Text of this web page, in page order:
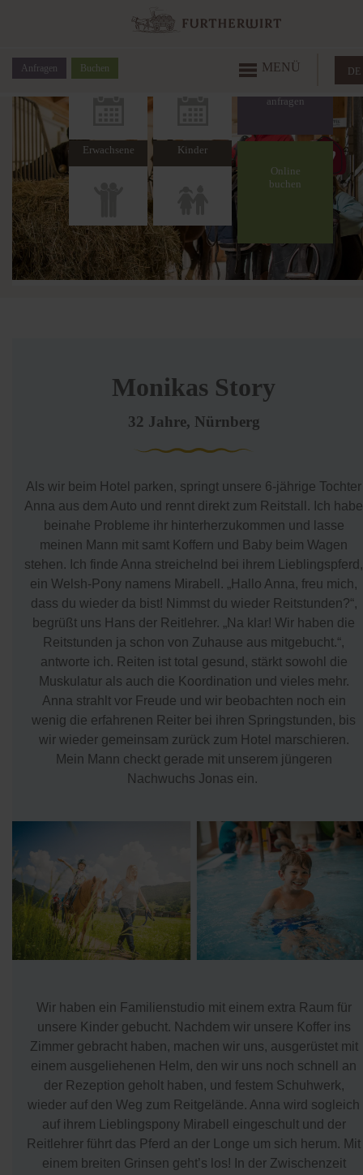
MENÜ
Anfragen Buchen DE
Anreise
Erwachsene
Kinder
Online
buchen
Monikas Story
32 Jahre, Nürnberg
Als wir beim Hotel parken, springt unsere 6-jährige Tochter
Anna aus dem Auto und rennt direkt zum Reitstall. Ich habe
beinahe Probleme ihr hinterherzukommen und lasse
meinen Mann mit samt Koffern und Baby beim Wagen
stehen. Ich finde Anna streichelnd bei ihrem Lieblingspferd,
ein Welsh-Pony namens Mirabell. „Hallo Anna, freu mich,
dass du wieder da bist! Nimmst du wieder Reitstunden?“,
begrüßt uns Hans der Reitlehrer. „Na klar! Wir haben die
Reitstunden ja schon von Zuhause aus mitgebucht.“,
antworte ich. Reiten ist total gesund, stärkt sowohl die
Muskulatur als auch die Koordination und vieles mehr.
Anna strahlt vor Freude und wir beobachten noch ein
wenig die erfahrenen Reiter bei ihren Springstunden, bis
wir wieder gemeinsam zurück zum Hotel marschieren.
Mein Mann checkt gerade mit unserem jüngeren
Nachwuchs Jonas ein.
Wir haben ein Familienstudio mit einem extra Raum für
unsere Kinder gebucht. Nachdem wir unsere Koffer ins
Zimmer gebracht haben, machen wir uns, ausgerüstet mit
einem ausgeliehenen Helm, den wir uns noch schnell an
der Rezeption geholt haben, und festem Schuhwerk,
wieder auf den Weg zum Reitgelände. Anna wird sogleich
auf ihrem Lieblingspony Mirabell eingeschult und der
Reitlehrer führt das Pferd an der Longe um sich herum. Mit
einem breiten Grinsen geht’s los! In der Zwischenzeit